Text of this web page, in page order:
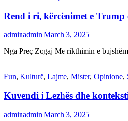
Rend i ri, kërcënimet e
adminadmin March 3, 2025
Nga Preç Zogaj Me rikthimin e
Fun, Kulturë, Lajme, Mister, Opinione,
Kuvendi i Lezhës dhe
adminadmin March 3, 2025